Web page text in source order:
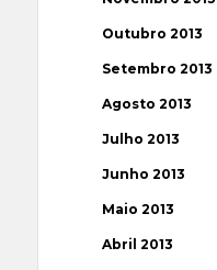
Outubro 2013
Setembro 2013
Agosto 2013
Julho 2013
Junho 2013
Maio 2013
Abril 2013